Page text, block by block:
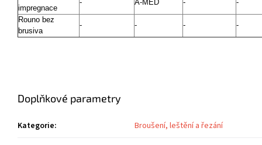
impregnace
- A-MED -
-
Rouno bez
brusiva
- - - -
Doplňkové parametry
Kategorie:
Broušení, leštění a řezání